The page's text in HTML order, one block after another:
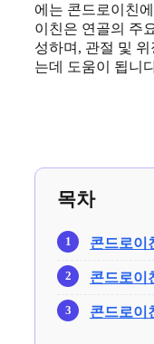
에는 콘드로이친
이친은 연골의 주
성하며, 관절 및
는데 도움이 됩니
목차
콘드로이
콘드로이
콘드로이